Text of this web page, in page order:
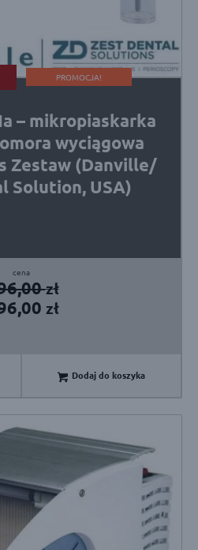
– mikropiaskarka
wyciągowa
Zestaw (Danville/
Solution, USA)
zł
Pierwotna
cena
wynosiła:
zł
Aktualna
cena
wynosi:
PROMOCJA!
Dodaj do koszyka